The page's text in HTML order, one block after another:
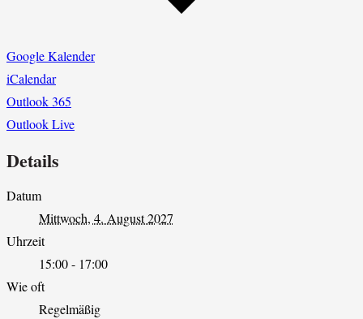
Google Kalender
iCalendar
Outlook 365
Outlook Live
Details
Datum
Mittwoch, 4. August 2027
Uhrzeit
15:00 - 17:00
Wie oft
Regelmäßig